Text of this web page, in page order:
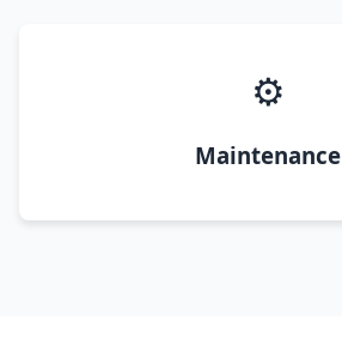
⚙️
Maintenance